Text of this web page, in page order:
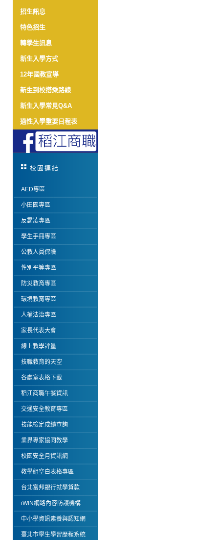
招生訊息
特色招生
轉學生訊息
新生入學方式
12年國教宣導
新生到校搭乘路線
新生入學常見Q&A
適性入學重要日程表
校園連結
AED專區
小田園專區
反霸凌專區
學生手冊專區
公教人員保險
性別平等專區
防災教育專區
環境教育專區
人權法治專區
家長代表大會
線上教學評量
技職教育的天空
各處室表格下載
稻江商職午餐資訊
交通安全教育專區
技能檢定成績查詢
業界專家協同教學
校園安全月資訊網
教學組空白表格專區
台北富邦銀行就學貸款
iWIN網路內容防護機構
中小學資訊素養與認知網
臺北市學生學習歷程系統